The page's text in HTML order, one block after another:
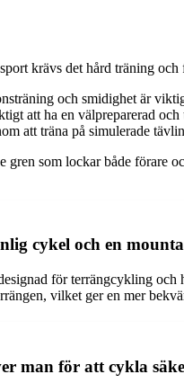
krävs det hård träning och
och smidighet är
att ha en välpreparerad
att träna på simulerade
som lockar både förare
cykel och en
för terrängcykling och
vilket ger en mer
man för att cykla